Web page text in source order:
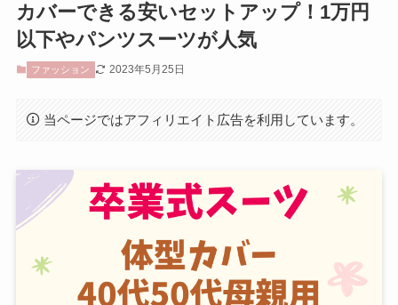
カバーできる安いセットアップ！1万円
以下やパンツスーツが人気
ファッション 2023年5月25日
当ページではアフィリエイト広告を利用しています。